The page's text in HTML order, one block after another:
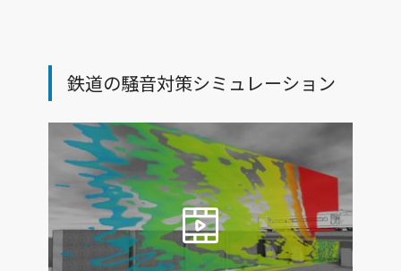
鉄道の騒音対策シミュレーション